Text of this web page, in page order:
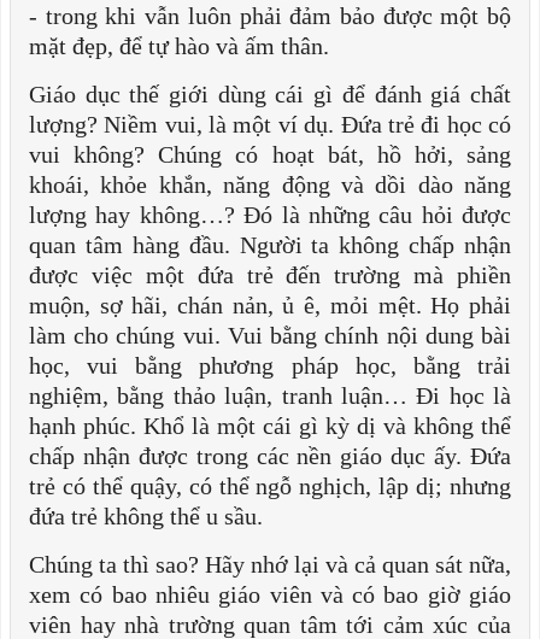
- trong khi vẫn luôn phải đảm bảo được một bộ
mặt đẹp, để tự hào và ấm thân.
Giáo dục thế giới dùng cái gì để đánh giá chất
lượng? Niềm vui, là một ví dụ. Đứa trẻ đi học có
vui không? Chúng có hoạt bát, hồ hởi, sảng
khoái, khỏe khắn, năng động và dồi dào năng
lượng hay không…? Đó là những câu hỏi được
quan tâm hàng đầu. Người ta không chấp nhận
được việc một đứa trẻ đến trường mà phiền
muộn, sợ hãi, chán nản, ủ ê, mỏi mệt. Họ phải
làm cho chúng vui. Vui bằng chính nội dung bài
học, vui bằng phương pháp học, bằng trải
nghiệm, bằng thảo luận, tranh luận… Đi học là
hạnh phúc. Khổ là một cái gì kỳ dị và không thể
chấp nhận được trong các nền giáo dục ấy. Đứa
trẻ có thể quậy, có thể ngỗ nghịch, lập dị; nhưng
đứa trẻ không thể u sầu.
Chúng ta thì sao? Hãy nhớ lại và cả quan sát nữa,
xem có bao nhiêu giáo viên và có bao giờ giáo
viên hay nhà trường quan tâm tới cảm xúc của